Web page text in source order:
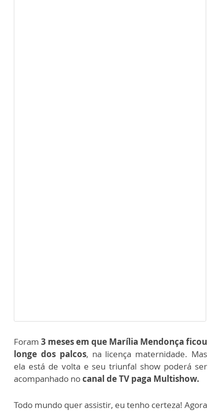
Foram 3 meses em que Marília Mendonça ficou
longe dos palcos, na licença maternidade. Mas
ela está de volta e seu triunfal show poderá ser
acompanhado nocanal de TV paga Multishow.
Todo mundo quer assistir, eu tenho certeza! Agora